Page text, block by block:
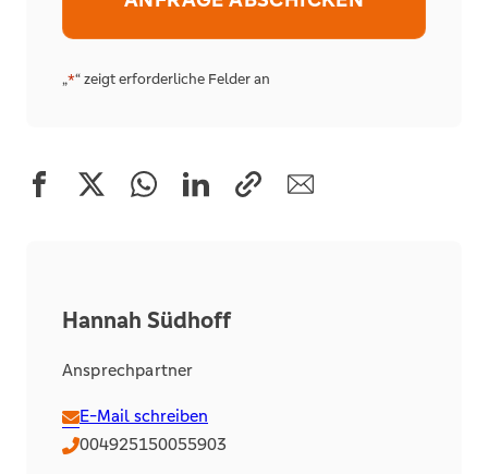
„*“ zeigt erforderliche Felder an
Alternative:
Hannah Südhoff
Ansprechpartner
E-Mail schreiben
004925150055903